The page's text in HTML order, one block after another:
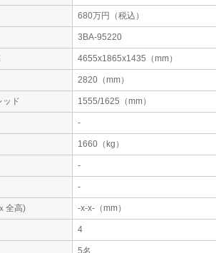
680万円（税込）
3BA-95220
4655x1865x1435（mm）
2820（mm）
ッド 1555/1625（mm）
-
1660（kg）
-
-
全高) -x-x-（mm）
4
5名